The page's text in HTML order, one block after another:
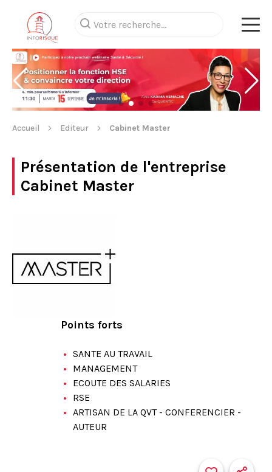
Accueil Editeur Cabinet Master
Présentation de l'entreprise
Cabinet Master
Points forts
SANTE AU TRAVAIL
MANAGEMENT
ECOUTE DES SALARIES
RSE
ARTISAN DE LA QVT - CONFERENCIER -
AUTEUR